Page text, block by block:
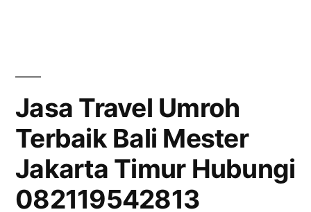
Jasa Travel Umroh
Terbaik Bali Mester
Jakarta Timur Hubungi
082119542813